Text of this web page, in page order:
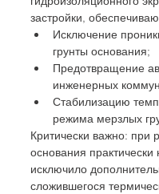
застройки,
Исключение
грунты основания;
Предотвращение
инженерных
Стабилизацию
режима мерзлых
Критически важно: при
основания практически
исключило
сложившегося